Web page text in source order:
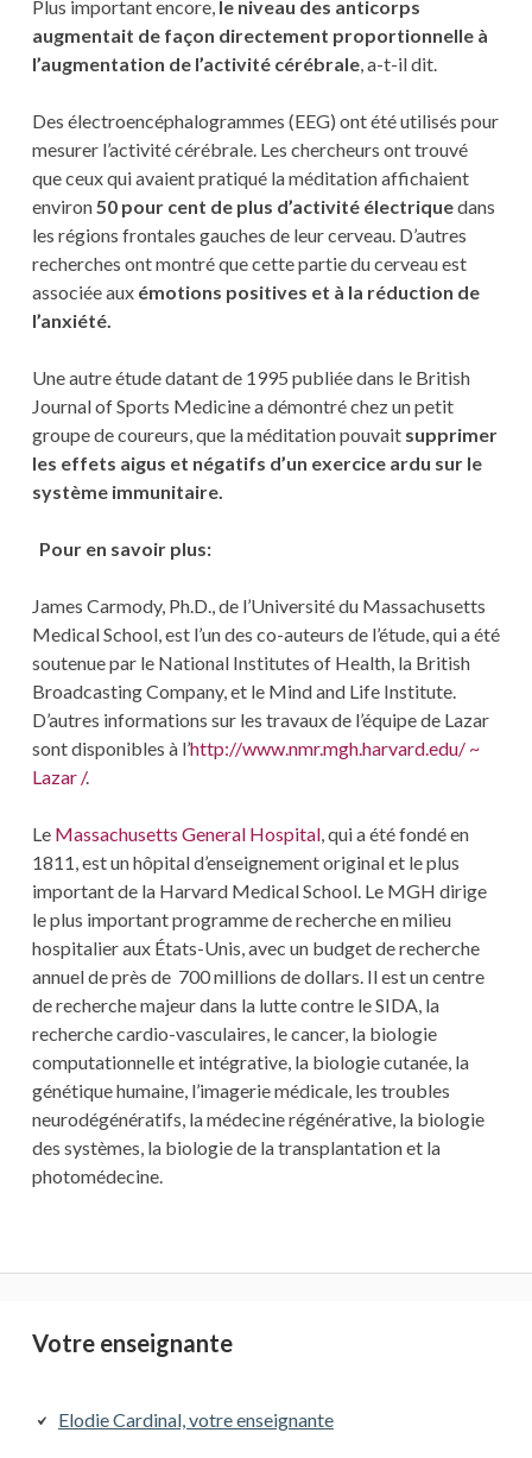
Plus important encore, le niveau des anticorps
augmentait de façon directement proportionnelle à
l’augmentation de l’activité cérébrale, a-t-il dit.
Des électroencéphalogrammes (EEG) ont été utilisés pour
mesurer l’activité cérébrale. Les chercheurs ont trouvé
que ceux qui avaient pratiqué la méditation affichaient
environ50 pour cent de plus d’activité électriquedans
les régions frontales gauches de leur cerveau. D’autres
recherches ont montré que cette partie du cerveau est
associée aux émotions positives et à la réduction de
l’anxiété.
Une autre étude datant de 1995 publiée dans le British
Journal of Sports Medicine a démontré chez un petit
groupe de coureurs, que la méditation pouvait supprimer
les effets aigus et négatifs d’un exercice ardu sur le
système immunitaire.
Pour en savoir plus:
James Carmody, Ph.D., de l’Université du Massachusetts
Medical School, est l’un des co-auteurs de l’étude, qui a été
soutenue par le National Institutes of Health, la British
Broadcasting Company, et le Mind and Life Institute.
D’autres informations sur les travaux de l’équipe de Lazar
sont disponibles à l’http://www.nmr.mgh.harvard.edu/ ~
Lazar /.
Le Massachusetts General Hospital, qui a été fondé en
1811, est un hôpital d’enseignement original et le plus
important de la Harvard Medical School. Le MGH dirige
le plus important programme de recherche en milieu
hospitalier aux États-Unis, avec un budget de recherche
annuel de près de 700 millions de dollars. Il est un centre
de recherche majeur dans la lutte contre le SIDA, la
recherche cardio-vasculaires, le cancer, la biologie
computationnelle et intégrative, la biologie cutanée, la
génétique humaine, l’imagerie médicale, les troubles
neurodégénératifs, la médecine régénérative, la biologie
des systèmes, la biologie de la transplantation et la
photomédecine.
Barre
principale
Votre enseignante
Elodie Cardinal, votre enseignante